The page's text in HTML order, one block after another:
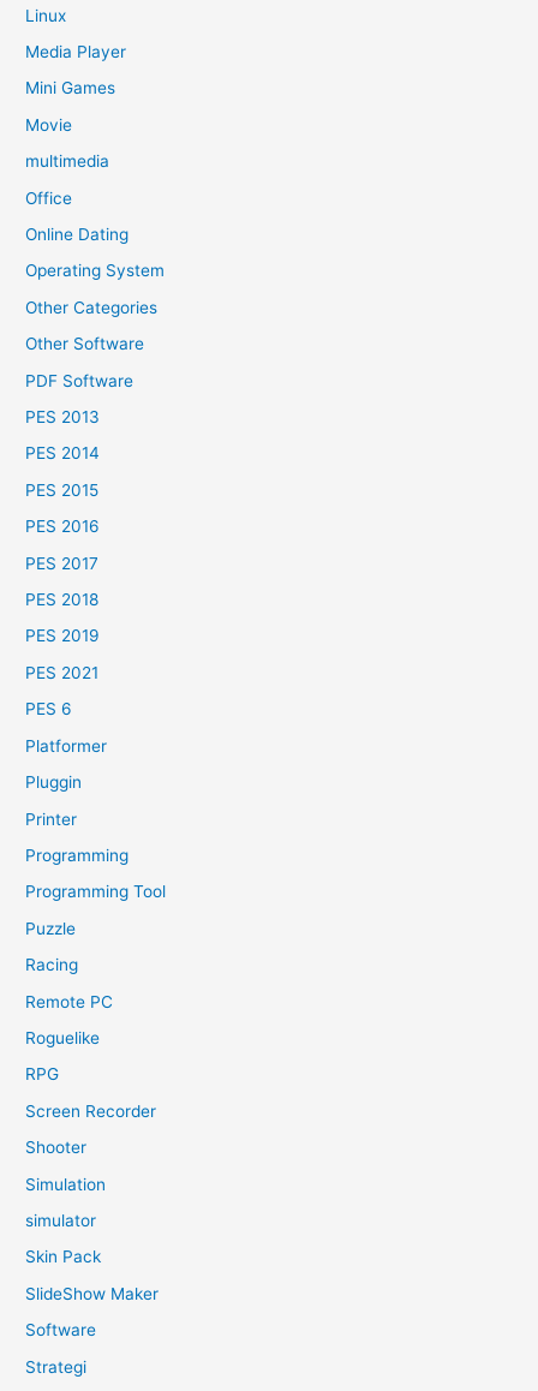
Linux
Media Player
Mini Games
Movie
multimedia
Office
Online Dating
Operating System
Other Categories
Other Software
PDF Software
PES 2013
PES 2014
PES 2015
PES 2016
PES 2017
PES 2018
PES 2019
PES 2021
PES 6
Platformer
Pluggin
Printer
Programming
Programming Tool
Puzzle
Racing
Remote PC
Roguelike
RPG
Screen Recorder
Shooter
Simulation
simulator
Skin Pack
SlideShow Maker
Software
Strategi